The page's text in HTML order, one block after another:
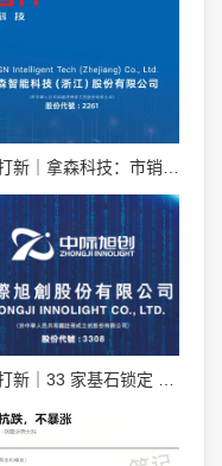
港股打新｜拿森科技：市销率 9 倍，融资溢价 30%，能打吗？